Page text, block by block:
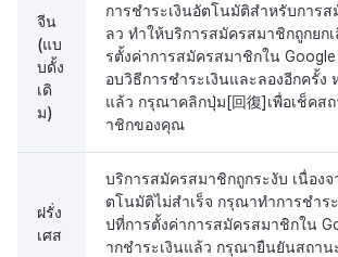
จีน
(แบ
บดั้ง
เดิ
ม)
การชำระเงินอัตโนมัติสำหรับการ
ลว ทำให้บริการสมัครสมาชิกถูกยก
รตั้งค่าการสมัครสมาชิกใน Google
อบวิธีการชำระเงินและลองอีกครั้ง
แล้ว กรุณาคลิกปุ่ม[回復]เพื่อเช็คส
าชิกของคุณ
ฝรั่ง
เศส
บริการสมัครสมาชิกถูกระงับ เนื่องจ
ตโนมัติไม่สำเร็จ กรุณาทำการชำร
ปที่การตั้งค่าการสมัครสมาชิกใน
ากชำระเงินแล้ว กรุณายืนยันสถา